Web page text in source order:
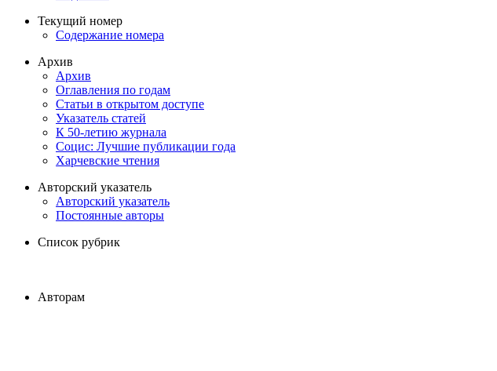
Текущий номер
Содержание номера
Архив
Архив
Оглавления по годам
Статьи в открытом доступе
Указатель статей
К 50-летию журнала
Социс: Лучшие публикации года
Харчевские чтения
Авторский указатель
Авторский указатель
Постоянные авторы
Список рубрик
Авторам